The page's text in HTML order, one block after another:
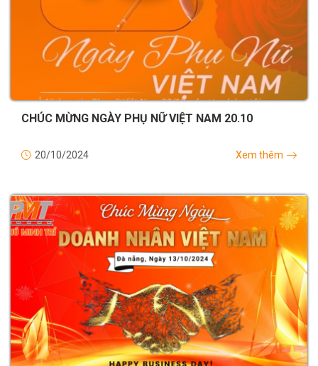
CHÚC MỪNG NGÀY PHỤ NỮ VIỆT NAM 20.10
20/10/2024 Xem thêm